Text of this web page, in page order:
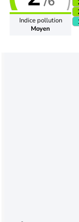
Indice pollution
Moyen